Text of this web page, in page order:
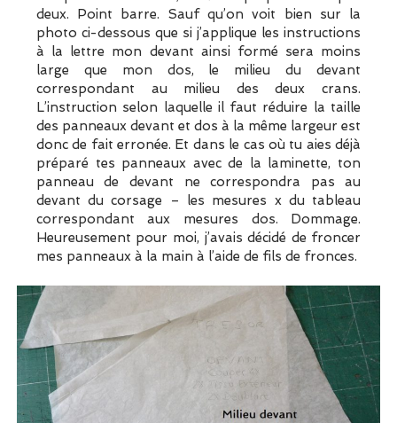
deux. Point barre. Sauf qu’on voit bien sur la
photo ci-dessous que si j’applique les instructions
à la lettre mon devant ainsi formé sera moins
large que mon dos, le milieu du devant
correspondant au milieu des deux crans.
L’instruction selon laquelle il faut réduire la taille
des panneaux devant et dos à la même largeur est
donc de fait erronée. Et dans le cas où tu aies déjà
préparé tes panneaux avec de la laminette, ton
panneau de devant ne correspondra pas au
devant du corsage – les mesures x du tableau
correspondant aux mesures dos. Dommage.
Heureusement pour moi, j’avais décidé de froncer
mes panneaux à la main à l’aide de fils de fronces.